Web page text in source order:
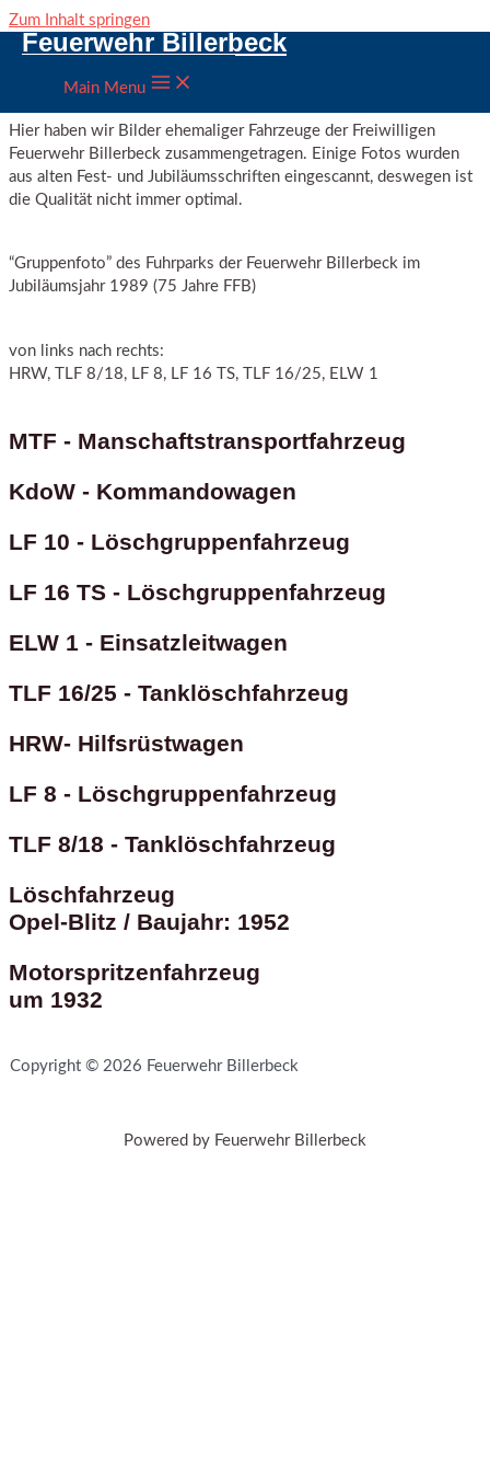
Zum Inhalt springen
Feuerwehr Billerbeck
Main Menu
Ehemalige Fahrzeuge
Hier haben wir Bilder ehemaliger Fahrzeuge der Freiwilligen
Feuerwehr Billerbeck zusammengetragen. Einige Fotos wurden
aus alten Fest- und Jubiläumsschriften eingescannt, deswegen ist
die Qualität nicht immer optimal.
“Gruppenfoto” des Fuhrparks der Feuerwehr Billerbeck im
Jubiläumsjahr 1989 (75 Jahre FFB)
von links nach rechts:
HRW, TLF 8/18, LF 8, LF 16 TS, TLF 16/25, ELW 1
MTF - Manschaftstransportfahrzeug
KdoW - Kommandowagen
LF 10 - Löschgruppenfahrzeug
LF 16 TS - Löschgruppenfahrzeug
ELW 1 - Einsatzleitwagen
TLF 16/25 - Tanklöschfahrzeug
HRW- Hilfsrüstwagen
LF 8 - Löschgruppenfahrzeug
TLF 8/18 - Tanklöschfahrzeug
Löschfahrzeug
Opel-Blitz / Baujahr: 1952
Motorspritzenfahrzeug
um 1932
Copyright © 2026 Feuerwehr Billerbeck
Powered by Feuerwehr Billerbeck